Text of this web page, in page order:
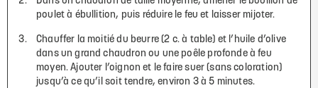
poulet à ébullition, puis réduire le feu et laisser mijoter.
Chauffer la moitié du beurre (2 c. à table) et l’huile d’olive
dans un grand chaudron ou une poêle profonde à feu
moyen. Ajouter l’oignon et le faire suer (sans coloration)
jusqu’à ce qu’il soit tendre, environ 3 à 5 minutes.